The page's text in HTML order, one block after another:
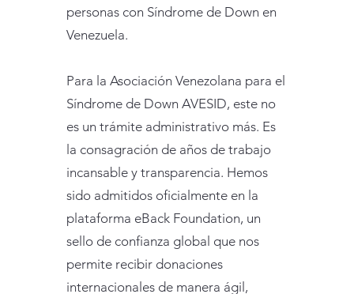
personas con Síndrome de Down en
Venezuela.
Para la Asociación Venezolana para el
Síndrome de Down AVESID, este no
es un trámite administrativo más. Es
la consagración de años de trabajo
incansable y transparencia. Hemos
sido admitidos oficialmente en la
plataforma eBack Foundation, un
sello de confianza global que nos
permite recibir donaciones
internacionales de manera ágil,